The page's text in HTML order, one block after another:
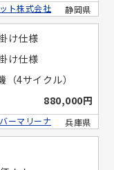
静岡県
ト株式会社
け仕様
け仕様
（4サイクル）
880,000円
兵庫県
ーマリーナ